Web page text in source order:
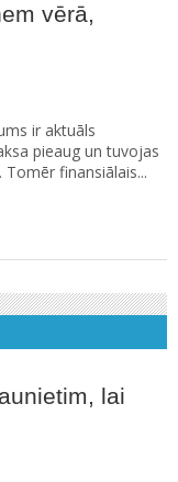
vērā,
ir aktuāls
pieaug un tuvojas
finansiālais...
lai